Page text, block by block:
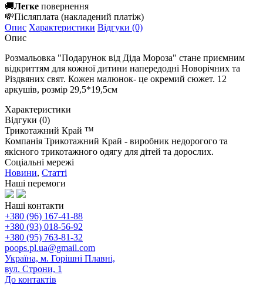
🚚Легке повернення
💸Післяплата (накладений платіж)
Опис Характеристики Відгуки (0)
Опис
Розмальовка "Подарунок від Діда Мороза" стане приємним
відкриттям для кожної дитини напередодні Новорічних та
Різдвяних свят. Кожен малюнок- це окремий сюжет. 12
аркушів, розмір 29,5*19,5см
Характеристики
Відгуки (0)
Трикотажний Край ™
Компанія Трикотажний Край - виробник недорогого та
якісного трикотажного одягу для дітей та дорослих.
Соціальні мережі
Новини, Статті
Наші перемоги
Наші контакти
+380 (96) 167-41-88
+380 (93) 018-56-92
+380 (95) 763-81-32
poops.pl.ua@gmail.com
Україна, м. Горішні Плавні,
вул. Строни, 1
До контактів